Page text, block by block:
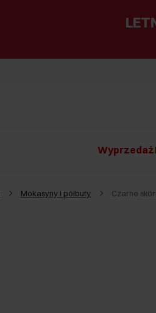
Wyprzedaż
Mokasyny i półbuty Czarne